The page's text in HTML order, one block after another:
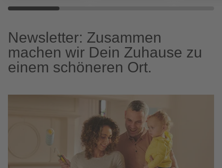
Newsletter: Zusammen
machen wir Dein Zuhause zu
einem schöneren Ort.